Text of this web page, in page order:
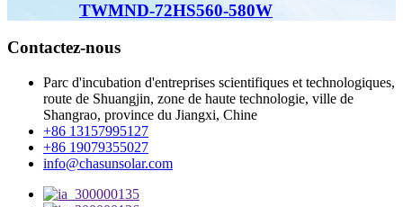
TWMND-72HS560-580W
Contactez-nous
Parc d'incubation d'entreprises scientifiques et technologiques,
route de Shuangjin, zone de haute technologie, ville de
Shangrao, province du Jiangxi, Chine
+86 13157995127
+86 19079355027
info@chasunsolar.com